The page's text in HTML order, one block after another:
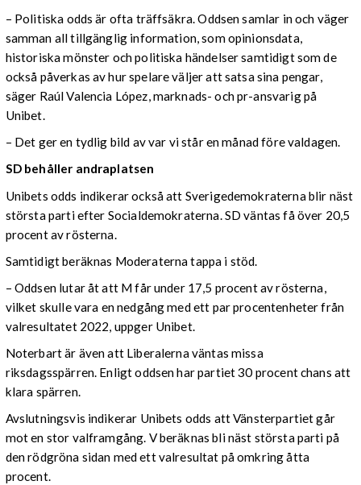
– Politiska odds är ofta träffsäkra. Oddsen samlar in och väger
samman all tillgänglig information, som opinionsdata,
historiska mönster och politiska händelser samtidigt som de
också påverkas av hur spelare väljer att satsa sina pengar,
säger Raúl Valencia López, marknads- och pr-ansvarig på
Unibet.
– Det ger en tydlig bild av var vi står en månad före valdagen.
SD behåller andraplatsen
Unibets odds indikerar också att Sverigedemokraterna blir näst
största parti efter Socialdemokraterna. SD väntas få över 20,5
procent av rösterna.
Samtidigt beräknas Moderaterna tappa i stöd.
– Oddsen lutar åt att M får under 17,5 procent av rösterna,
vilket skulle vara en nedgång med ett par procentenheter från
valresultatet 2022, uppger Unibet.
Noterbart är även att Liberalerna väntas missa
riksdagsspärren. Enligt oddsen har partiet 30 procent chans att
klara spärren.
Avslutningsvis indikerar Unibets odds att Vänsterpartiet går
mot en stor valframgång. V beräknas bli näst största parti på
den rödgröna sidan med ett valresultat på omkring åtta
procent.